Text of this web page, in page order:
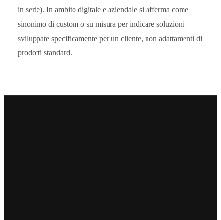
in serie). In ambito digitale e aziendale si afferma come
sinonimo di custom o su misura per indicare soluzioni
sviluppate specificamente per un cliente, non adattamenti di
prodotti standard.